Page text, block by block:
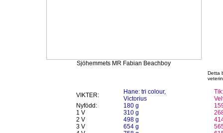
Sjöhemmets MR Fabian Beachboy
Detta
VIKTER:
Hane: tri colour,
Victorius
Nyfödd:
180 g
1 V
310 g
2 V
498 g
3 V
654 g